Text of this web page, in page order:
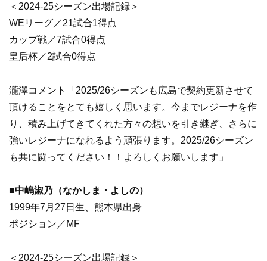
＜2024-25シーズン出場記録＞
WEリーグ／21試合1得点
カップ戦／7試合0得点
皇后杯／2試合0得点
瀧澤コメント「2025/26シーズンも広島で契約更新させて
頂けることをとても嬉しく思います。今までレジーナを作
り、積み上げてきてくれた方々の想いを引き継ぎ、さらに
強いレジーナになれるよう頑張ります。2025/26シーズン
も共に闘ってください！！よろしくお願いします」
■中嶋淑乃（なかしま・よしの）
1999年7月27日生、熊本県出身
ポジション／MF
＜2024-25シーズン出場記録＞